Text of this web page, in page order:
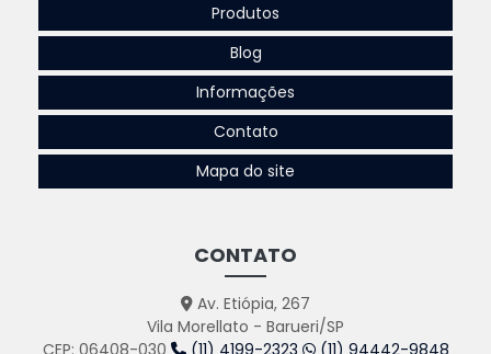
Produtos
Blog
Informações
Contato
Mapa do site
CONTATO
Av. Etiópia, 267
Vila Morellato - Barueri/SP
CEP: 06408-030
(11) 4199-2323 (11) 94442-9848